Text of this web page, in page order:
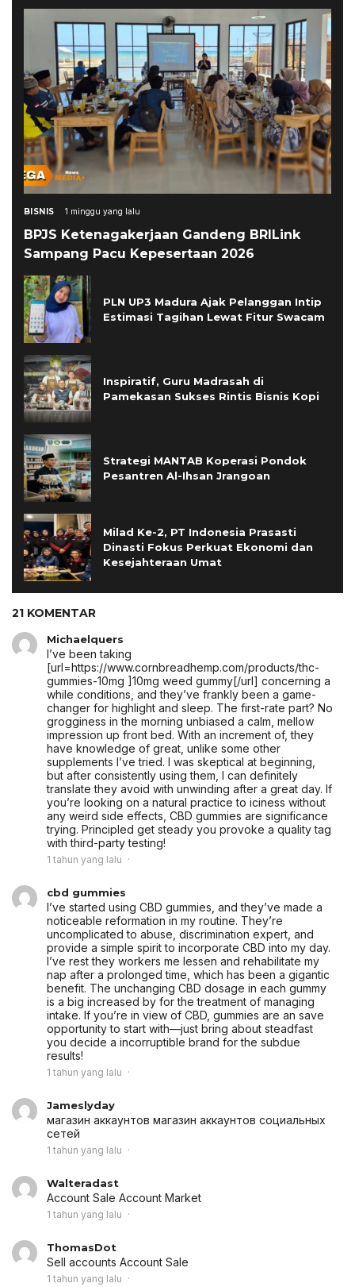
BISNIS 1 minggu yang lalu
BPJS Ketenagakerjaan Gandeng BRILink
Sampang Pacu Kepesertaan 2026
PLN UP3 Madura Ajak Pelanggan Intip
Estimasi Tagihan Lewat Fitur Swacam
Inspiratif, Guru Madrasah di
Pamekasan Sukses Rintis Bisnis Kopi
Strategi MANTAB Koperasi Pondok
Pesantren Al-Ihsan Jrangoan
Milad Ke-2, PT Indonesia Prasasti
Dinasti Fokus Perkuat Ekonomi dan
Kesejahteraan Umat
21 KOMENTAR
Michaelquers
I’ve been taking
[url=https://www.cornbreadhemp.com/products/thc-
gummies-10mg ]10mg weed gummy[/url] concerning a
while conditions, and they’ve frankly been a game-
changer for highlight and sleep. The first-rate part? No
grogginess in the morning unbiased a calm, mellow
impression up front bed. With an increment of, they
have knowledge of great, unlike some other
supplements I’ve tried. I was skeptical at beginning,
but after consistently using them, I can definitely
translate they avoid with unwinding after a great day. If
you’re looking on a natural practice to iciness without
any weird side effects, CBD gummies are significance
trying. Principled get steady you provoke a quality tag
with third-party testing!
1 tahun yang lalu
cbd gummies
I’ve started using CBD gummies, and they’ve made a
noticeable reformation in my routine. They’re
uncomplicated to abuse, discrimination expert, and
provide a simple spirit to incorporate CBD into my day.
I’ve rest they workers me lessen and rehabilitate my
nap after a prolonged time, which has been a gigantic
benefit. The unchanging CBD dosage in each gummy
is a big increased by for the treatment of managing
intake. If you’re in view of CBD, gummies are an save
opportunity to start with—just bring about steadfast
you decide a incorruptible brand for the subdue
results!
1 tahun yang lalu
Jameslyday
магазин аккаунтов магазин аккаунтов социальных
сетей
1 tahun yang lalu
Walteradast
Account Sale Account Market
1 tahun yang lalu
ThomasDot
Sell accounts Account Sale
1 tahun yang lalu